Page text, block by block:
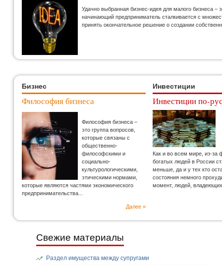
Удачно выбранная бизнес-идея для малого бизнеса
начинающий предприниматель сталкивается с
принять окончательное решение о создании
Бизнес
Философия бизнеса
Философия бизнеса –
это группа вопросов,
которые связаны с
общественно-
философскими и
социально-
культурологическими,
этическими нормами,
которые являются частями экономического
предпринимательства...
Далее »
Инвестиции
Инвестиции по-
Как и во всем мире, из-за
богатых людей в России
меньше, да и у тех кто
состояния немного
момент, людей, владеющих
Свежие материалы
Раздел имущества между супругами